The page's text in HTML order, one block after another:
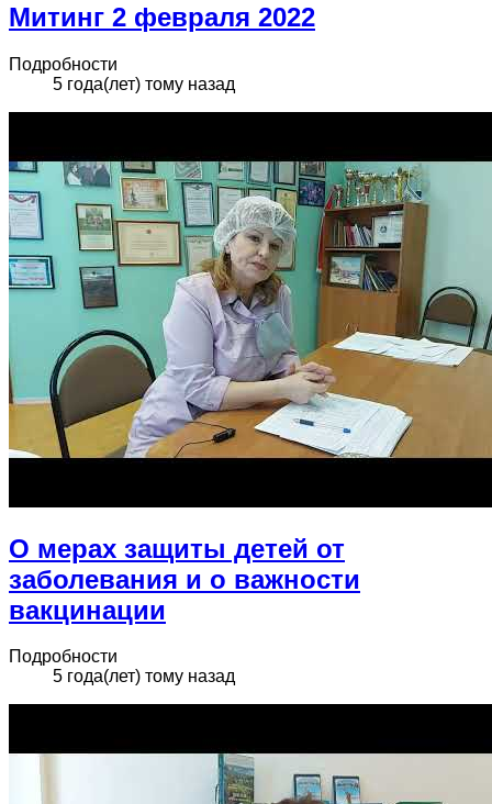
Митинг 2 февраля 2022
Подробности
5 года(лет) тому назад
О мерах защиты детей от
заболевания и о важности
вакцинации
Подробности
5 года(лет) тому назад